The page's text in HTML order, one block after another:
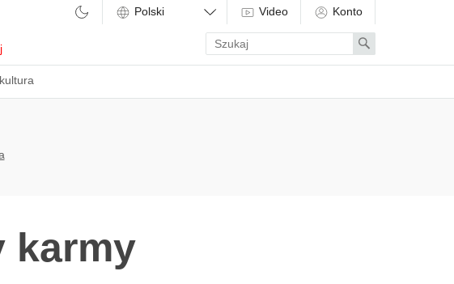
Video Konto
Enter
search
term
Search
karmy